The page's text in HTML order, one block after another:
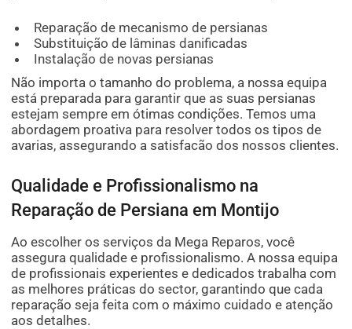
Reparação de mecanismo de persianas
Substituição de lâminas danificadas
Instalação de novas persianas
Não importa o tamanho do problema, a nossa equipa
está preparada para garantir que as suas persianas
estejam sempre em ótimas condições. Temos uma
abordagem proativa para resolver todos os tipos de
avarias, assegurando a satisfacão dos nossos clientes.
Qualidade e Profissionalismo na
Reparação de Persiana em Montijo
Ao escolher os serviços da Mega Reparos, você
assegura qualidade e profissionalismo. A nossa equipa
de profissionais experientes e dedicados trabalha com
as melhores práticas do sector, garantindo que cada
reparação seja feita com o máximo cuidado e atenção
aos detalhes.